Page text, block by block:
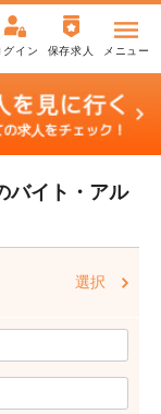
グイン 保存求人 メニュー
バイト・アル
選択